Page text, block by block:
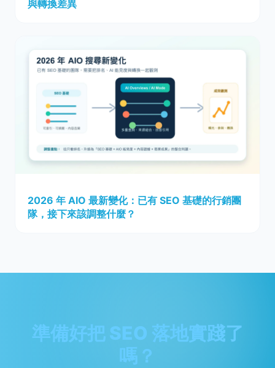
與轉換差異
2026 年 AIO 最新變化：已有 SEO 基礎的行銷團
隊，接下來該調整什麼？
準備好把 SEO 落地實踐了
嗎？